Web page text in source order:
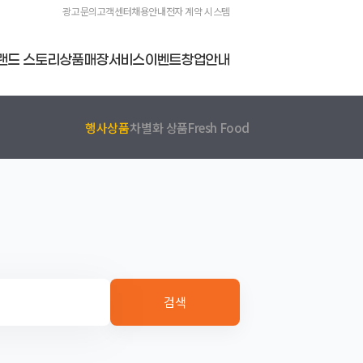
광고문의고객센터채용안내전자 계약 시스템
드 스토리상품매장서비스이벤트창업안내
행사상품차별화 상품Fresh Food
검색